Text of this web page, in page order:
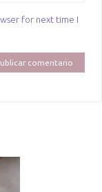
for next time I